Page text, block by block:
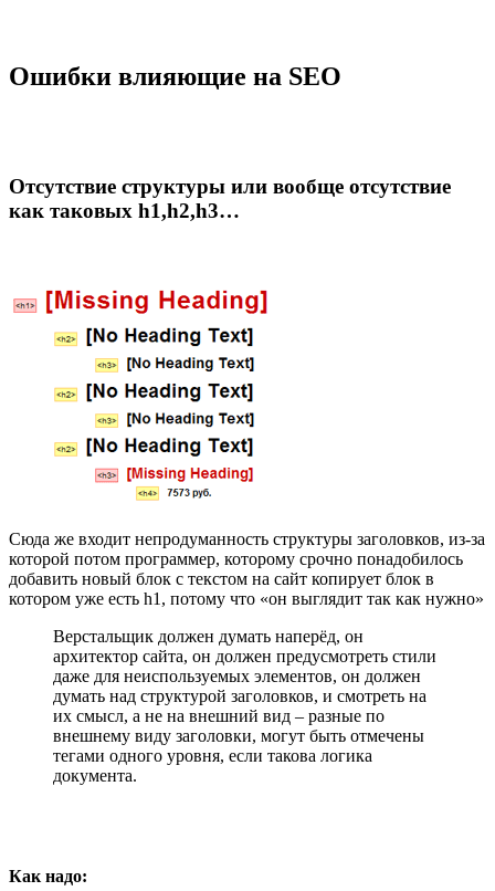
Ошибки влияющие на SEO
Отсутствие структуры или вообще отсутствие
как таковых h1,h2,h3…
Сюда же входит непродуманность структуры заголовков, из-за
которой потом программер, которому срочно понадобилось
добавить новый блок с текстом на сайт копирует блок в
котором уже есть h1, потому что «он выглядит так как нужно»
Верстальщик должен думать наперёд, он
архитектор сайта, он должен предусмотреть стили
даже для неиспользуемых элементов, он должен
думать над структурой заголовков, и смотреть на
их смысл, а не на внешний вид – разные по
внешнему виду заголовки, могут быть отмечены
тегами одного уровня, если такова логика
документа.
Как надо: